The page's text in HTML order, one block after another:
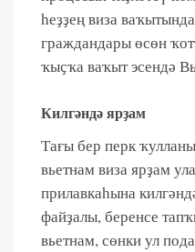
һеҙҙең виза
граждандары өсөн
ҡыҫҡа ваҡыт эсендә
Килгәндә ярҙам
Тағы бер перк
вьетнам виза ярҙам
прилавкаһына
файҙалы, беренсе
вьетнам, сөнки ул